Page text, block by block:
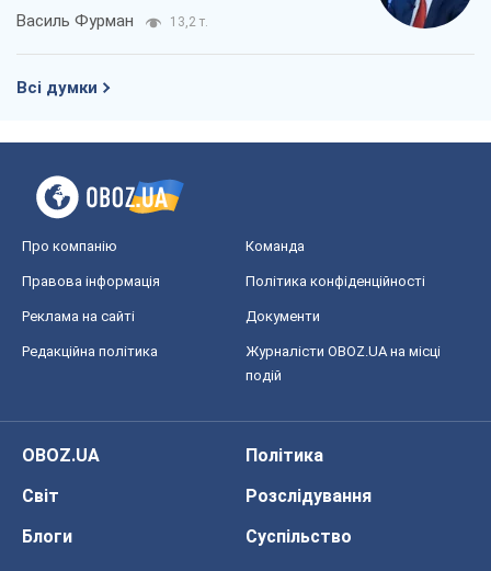
Василь Фурман 13,2 т.
Всі думки
Про компанію Команда
Правова інформація Політика конфіденційності
Реклама на сайті Документи
Редакційна політика
Журналісти OBOZ.UA на місці
подій
OBOZ.UA
Політика
Світ
Розслідування
Блоги
Суспільство